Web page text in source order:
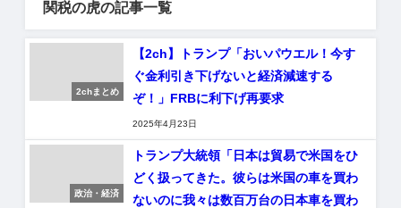
関税の虎の記事一覧
2chまとめ
【2ch】トランプ「おいパウエル！今す
ぐ金利引き下げないと経済減速する
ぞ！」FRBに利下げ再要求
2025年4月23日
政治・経済
トランプ大統領「日本は貿易で米国をひ
どく扱ってきた。彼らは米国の車を買わ
ないのに我々は数百万台の日本車を買わ